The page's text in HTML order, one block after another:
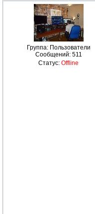
Группа: Пользователи
Сообщений: 511
Статус: Offline